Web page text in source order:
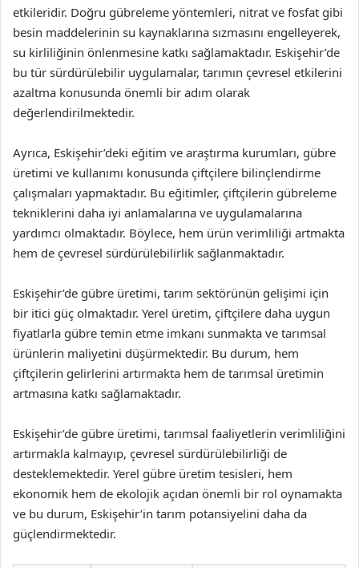
etkileridir. Doğru gübreleme yöntemleri, nitrat ve fosfat gibi
besin maddelerinin su kaynaklarına sızmasını engelleyerek,
su kirliliğinin önlenmesine katkı sağlamaktadır. Eskişehir’de
bu tür sürdürülebilir uygulamalar, tarımın çevresel etkilerini
azaltma konusunda önemli bir adım olarak
değerlendirilmektedir.
Ayrıca, Eskişehir’deki eğitim ve araştırma kurumları, gübre
üretimi ve kullanımı konusunda çiftçilere bilinçlendirme
çalışmaları yapmaktadır. Bu eğitimler, çiftçilerin gübreleme
tekniklerini daha iyi anlamalarına ve uygulamalarına
yardımcı olmaktadır. Böylece, hem ürün verimliliği artmakta
hem de çevresel sürdürülebilirlik sağlanmaktadır.
Eskişehir’de gübre üretimi, tarım sektörünün gelişimi için
bir itici güç olmaktadır. Yerel üretim, çiftçilere daha uygun
fiyatlarla gübre temin etme imkanı sunmakta ve tarımsal
ürünlerin maliyetini düşürmektedir. Bu durum, hem
çiftçilerin gelirlerini artırmakta hem de tarımsal üretimin
artmasına katkı sağlamaktadır.
Eskişehir’de gübre üretimi, tarımsal faaliyetlerin verimliliğini
artırmakla kalmayıp, çevresel sürdürülebilirliği de
desteklemektedir. Yerel gübre üretim tesisleri, hem
ekonomik hem de ekolojik açıdan önemli bir rol oynamakta
ve bu durum, Eskişehir’in tarım potansiyelini daha da
güçlendirmektedir.